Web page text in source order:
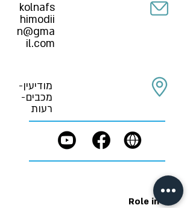
kolnafs
himodii
n@gma
il.com
מודיעין-
מכבים-
רעות
Role in an